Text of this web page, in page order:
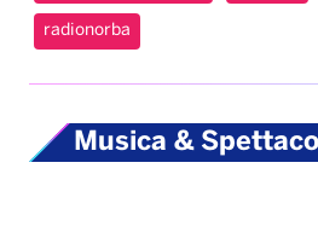
radionorba
Musica &